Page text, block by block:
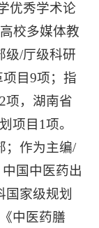
优秀学术论
校多媒体教
级/厅级科研
目9项；指
项，湖南省
项目1项。
；作为主编/
国中医药出
国家级规划
中医药膳